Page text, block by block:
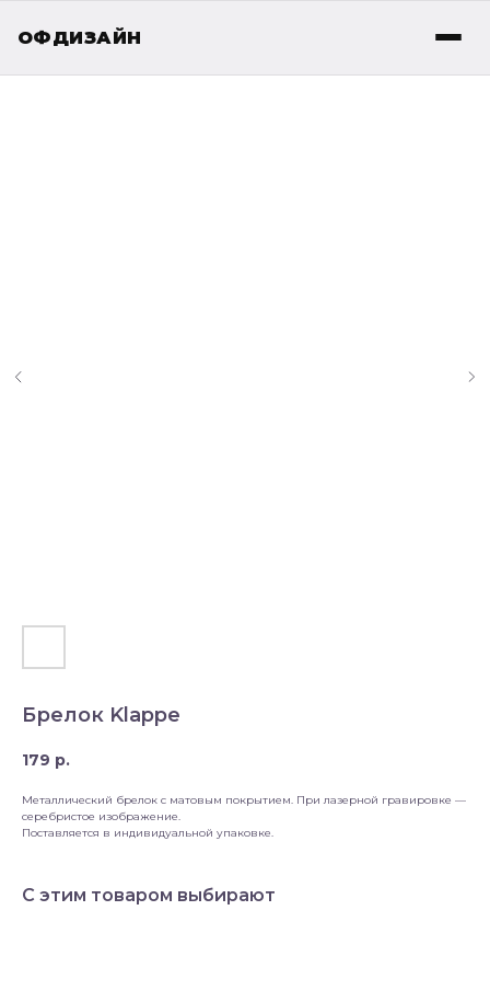
ОФДИЗАЙН
Брелок Klappe
179 р.
Металлический брелок с матовым покрытием. При лазерной гравировке —
серебристое изображение.
Поставляется в индивидуальной упаковке.
С этим товаром выбирают